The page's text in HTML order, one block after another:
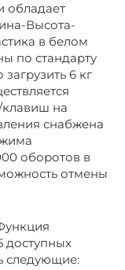
обладает
Высота-
в белом
по стандарту
6 кг
клавиш на
снабжена
оборотов в
отмены
доступных
следующие: